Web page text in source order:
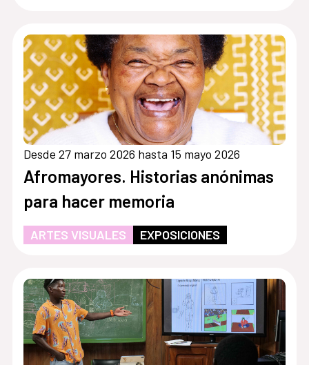
Desde 27 marzo 2026 hasta 15 mayo 2026
Afromayores. Historias anónimas
para hacer memoria
ARTES VISUALES EXPOSICIONES